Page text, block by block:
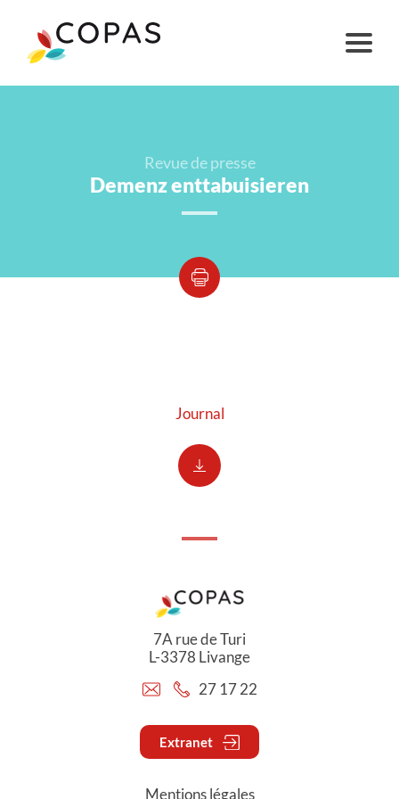
Revue de presse
Demenz enttabuisieren
Journal
7A rue de Turi
L-3378 Livange
27 17 22
Extranet
Mentions légales